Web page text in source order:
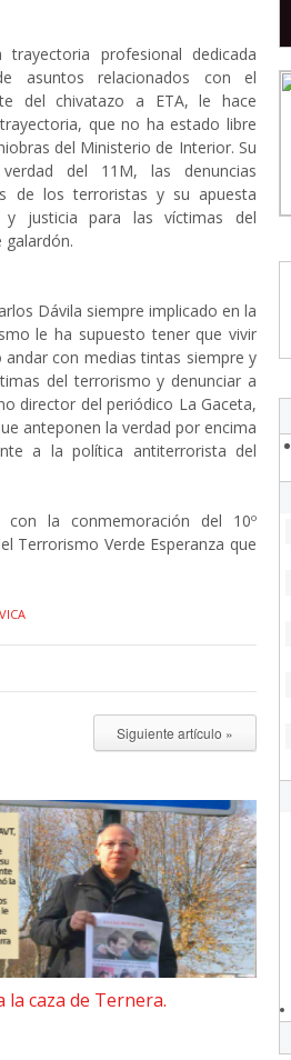
profesional dedicada
asuntos relacionados con el
del chivatazo a ETA, le hace
que no ha estado libre
del Ministerio de Interior. Su
del 11M, las denuncias
de los terroristas y su apuesta
justicia para las víctimas del
Dávila siempre implicado en la
le ha supuesto tener que vivir
con medias tintas siempre y
del terrorismo y denunciar a
director del periódico La Gaceta,
anteponen la verdad por encima
a la política antiterrorista del
con la conmemoración del 10º
Terrorismo Verde Esperanza que
Siguiente artículo »
la caza de Ternera.